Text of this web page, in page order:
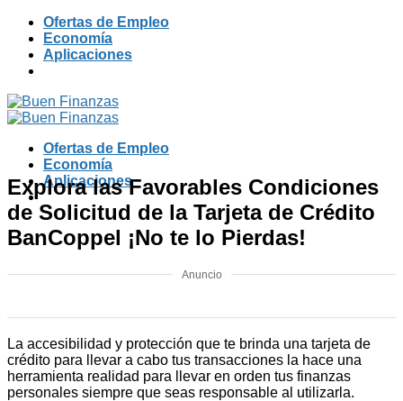
Skip
content
Ofertas de Empleo
Economía
Aplicaciones
Ofertas de Empleo
Economía
Aplicaciones
Explora las Favorables Condiciones
de Solicitud de la Tarjeta de Crédito
BanCoppel ¡No te lo Pierdas!
Anuncio
La accesibilidad y protección que te brinda una tarjeta de
crédito para llevar a cabo tus transacciones la hace una
herramienta realidad para llevar en orden tus finanzas
personales siempre que seas responsable al utilizarla.